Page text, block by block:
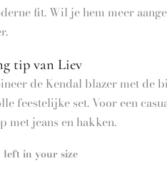
fit. Wil je hem meer
tip van Liev
de Kendal blazer met de
feestelijke set. Voor een
met jeans en hakken.
left in your size